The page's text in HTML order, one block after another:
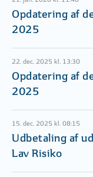
Opdatering af
2025
22. dec. 2025 kl. 13:30
Opdatering af
2025
15. dec. 2025 kl. 08:15
Udbetaling af
Lav Risiko